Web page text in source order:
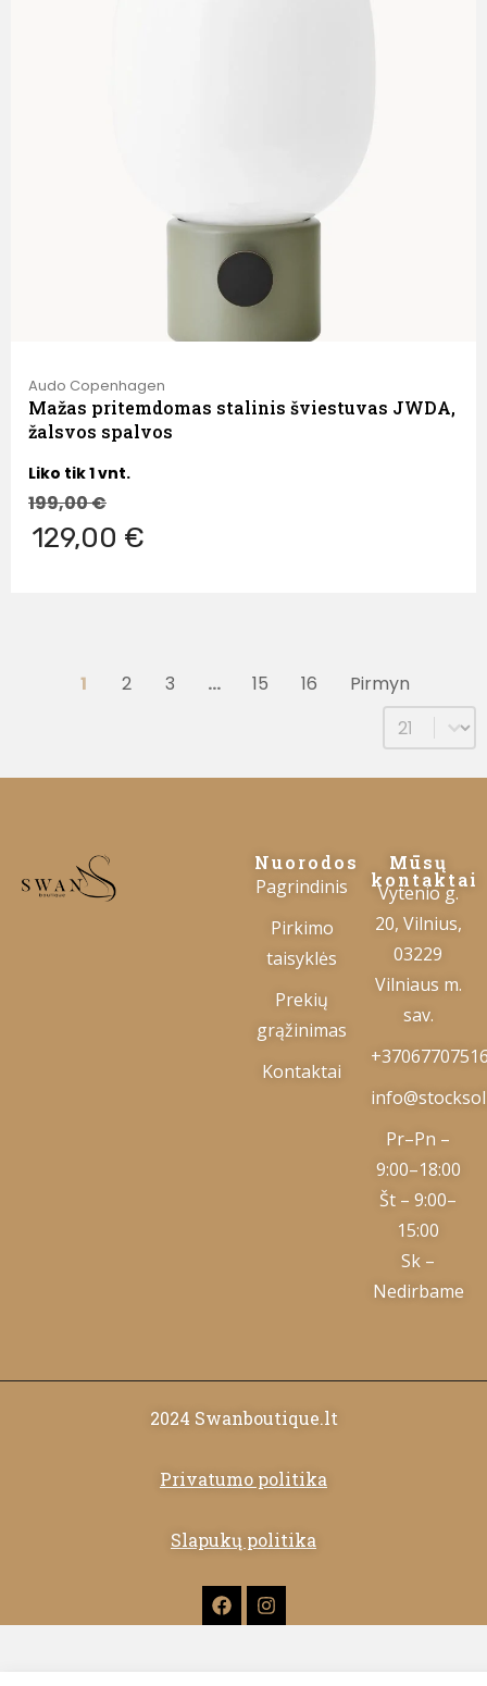
Audo Copenhagen
Mažas pritemdomas stalinis šviestuvas JWDA,
žalsvos spalvos
Liko tik 1 vnt.
199,00€
129,00 €
1 2 3 … 15 16
Pirmyn
Select
Nuorodos
Pagrindinis
Pirkimo
taisyklės
Prekių
grąžinimas
Kontaktai
Mūsų
kontaktai
Vytenio g.
20, Vilnius,
03229
Vilniaus m.
sav.
Pr–Pn –
9:00–18:00
Št – 9:00–
15:00
Sk –
Nedirbame
2024 Swanboutique.lt
Privatumo politika
Slapukų politika